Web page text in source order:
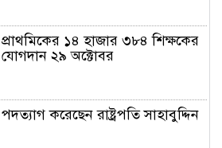
প্রাথমিকের ১৪ হাজার ৩৮৪ শিক্ষকের
যোগদান ২৯ অক্টোবর
পদত্যাগ করেছেন রাষ্ট্রপতি সাহাবুদ্দিন